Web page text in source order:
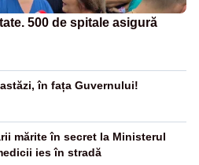
500 de spitale asigură
în fața Guvernului!
mărite în secret la Ministerul
ies în stradă